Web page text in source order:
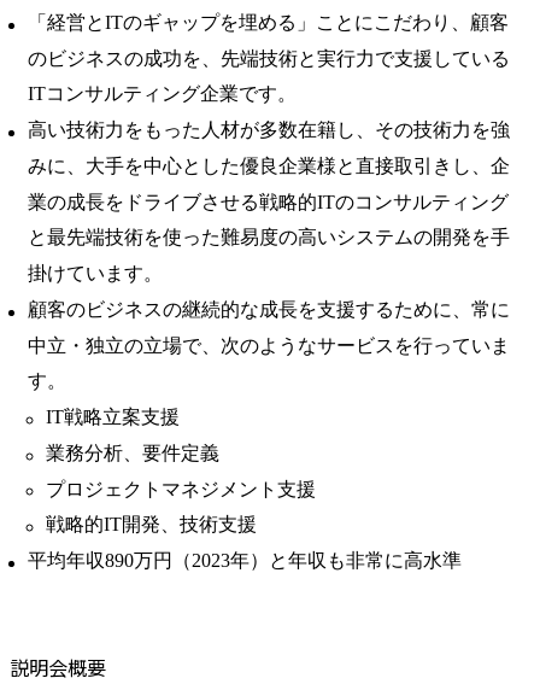
「経営とITのギャップを埋める」ことにこだわり、顧客
のビジネスの成功を、先端技術と実行力で支援している
ITコンサルティング企業です。
高い技術力をもった人材が多数在籍し、その技術力を強
みに、大手を中心とした優良企業様と直接取引きし、企
業の成長をドライブさせる戦略的ITのコンサルティング
と最先端技術を使った難易度の高いシステムの開発を手
掛けています。
顧客のビジネスの継続的な成長を支援するために、常に
中立・独立の立場で、次のようなサービスを行っていま
す。
IT戦略立案支援
業務分析、要件定義
プロジェクトマネジメント支援
戦略的IT開発、技術支援
平均年収890万円（2023年）と年収も非常に高水準
説明会概要